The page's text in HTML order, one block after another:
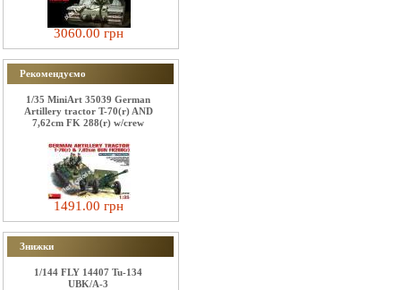
3060.00 грн
Рекомендуємо
1/35 MiniArt 35039 German
Artillery tractor T-70(r) AND
7,62cm FK 288(r) w/crew
1491.00 грн
Знижки
1/144 FLY 14407 Tu-134
UBK/A-3